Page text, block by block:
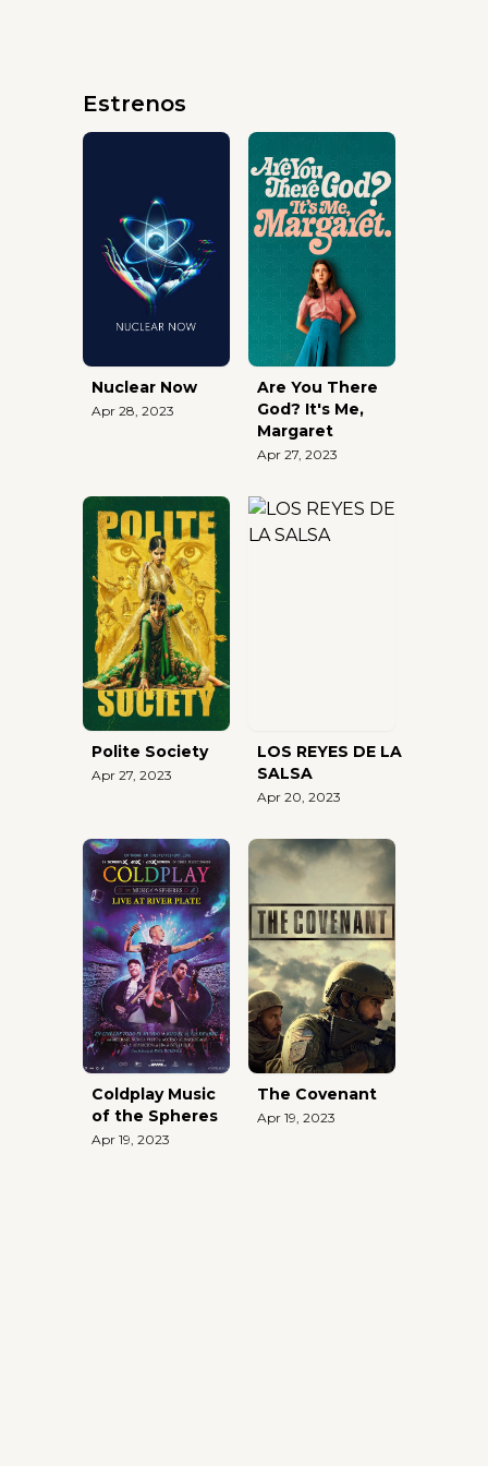
Estrenos
Nuclear Now
Apr 28, 2023
Are You There
God? It's Me,
Margaret
Apr 27, 2023
Polite Society
Apr 27, 2023
LOS REYES DE LA
SALSA
Apr 20, 2023
Coldplay Music
of the Spheres
Apr 19, 2023
The Covenant
Apr 19, 2023